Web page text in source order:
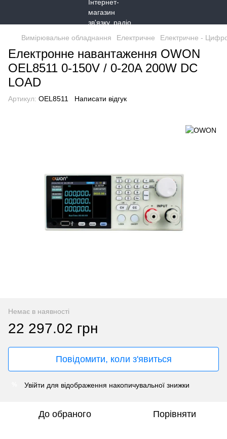
Вимірювальне обладнання Електричне Електричне -
Електронне навантаження OWON
OEL8511 0-150V / 0-20A 200W DC
LOAD
Артикул: OEL8511 Написати відгук
Немає в наявності
22 297.02 грн
Повідомити, коли з'явиться
Увійти для відображення накопичувальної знижки
До обраного Порівняти